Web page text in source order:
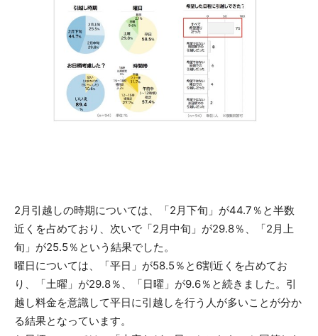
2月引越しの時期については、「2月下旬」が44.7％と半数
近くを占めており、次いで「2月中旬」が29.8％、「2月上
旬」が25.5％という結果でした。
曜日については、「平日」が58.5％と6割近くを占めてお
り、「土曜」が29.8％、「日曜」が9.6％と続きました。引
越し料金を意識して平日に引越しを行う人が多いことが分か
る結果となっています。